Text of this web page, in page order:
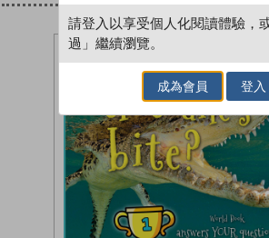
請登入以享受個人化閱讀體驗，
過」繼續瀏覽。
成為會員 登入